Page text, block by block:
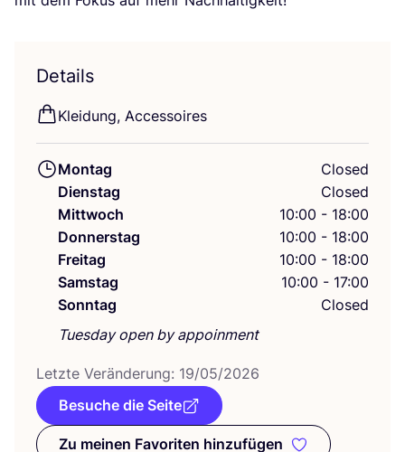
Details
Klei­dung, Accessoires
Montag
Closed
Dienstag
Closed
Mittwoch
10:00 - 18:00
Donnerstag
10:00 - 18:00
Freitag
10:00 - 18:00
Samstag
10:00 - 17:00
Sonntag
Closed
Tuesday open by appoinment
Letz­te Ver­än­de­rung: 19/05/2026
Besuche die Seite
Zu meinen Favoriten hinzufügen